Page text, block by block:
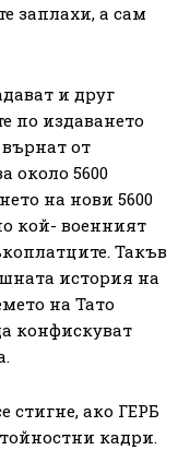
заплахи, а сам
и друг
по издаването
от
около 5600
на нови 5600
кой- военният
Такъв
история на
на Тато
конфискуват
стигне, ако ГЕРБ
кадри.